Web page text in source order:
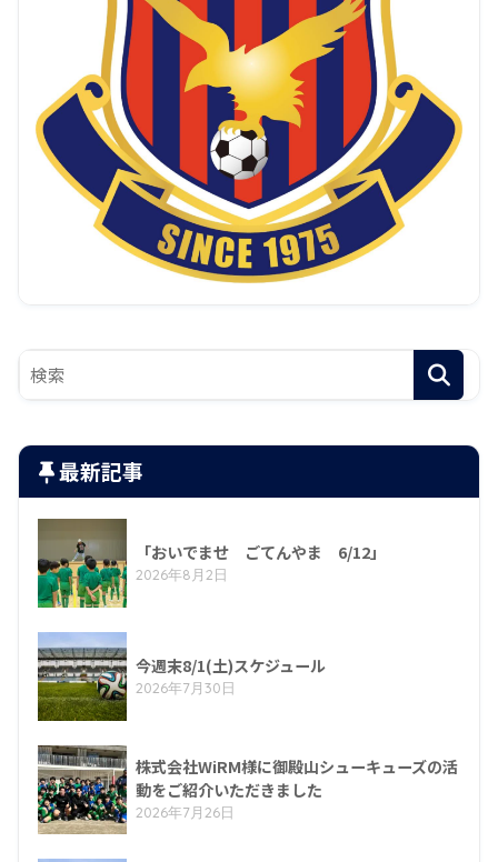
最新記事
「おいでませ ごてんやま 6/12」
2026年8月2日
今週末8/1(土)スケジュール
2026年7月30日
株式会社WiRM様に御殿山シューキューズの活
動をご紹介いただきました
2026年7月26日